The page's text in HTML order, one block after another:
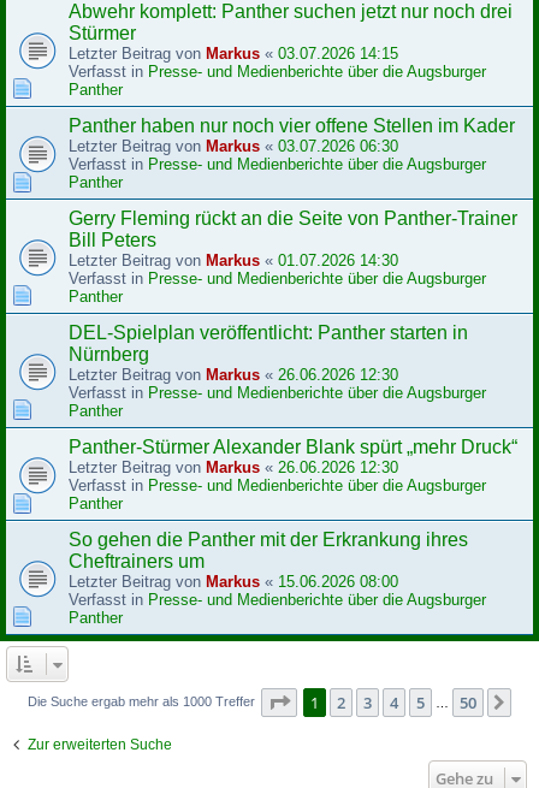
Abwehr komplett: Panther suchen jetzt nur noch drei
Stürmer
Letzter Beitrag von Markus « 03.07.2026 14:15
Verfasst in Presse- und Medienberichte über die Augsburger
Panther
Panther haben nur noch vier offene Stellen im Kader
Letzter Beitrag von Markus « 03.07.2026 06:30
Verfasst in Presse- und Medienberichte über die Augsburger
Panther
Gerry Fleming rückt an die Seite von Panther-Trainer
Bill Peters
Letzter Beitrag von Markus « 01.07.2026 14:30
Verfasst in Presse- und Medienberichte über die Augsburger
Panther
DEL-Spielplan veröffentlicht: Panther starten in
Nürnberg
Letzter Beitrag von Markus « 26.06.2026 12:30
Verfasst in Presse- und Medienberichte über die Augsburger
Panther
Panther-Stürmer Alexander Blank spürt „mehr Druck“
Letzter Beitrag von Markus « 26.06.2026 12:30
Verfasst in Presse- und Medienberichte über die Augsburger
Panther
So gehen die Panther mit der Erkrankung ihres
Cheftrainers um
Letzter Beitrag von Markus « 15.06.2026 08:00
Verfasst in Presse- und Medienberichte über die Augsburger
Panther
Die Suche ergab mehr als 1000 Treffer Seite 1von 50
1 2 3 4 5 50
Zur erweiterten Suche
Gehe zu